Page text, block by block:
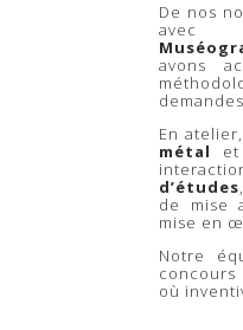
De nos
avec
avons
En
métal
d’études
de mise
mise en
Notre
où